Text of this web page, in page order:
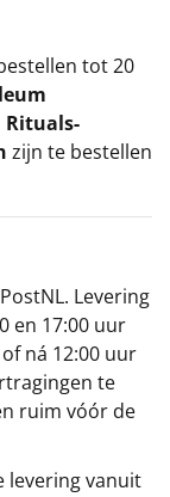
tot 20
Rituals-
zijn te bestellen
Levering
en 17:00 uur
ná 12:00 uur
te
ruim vóór de
levering vanuit